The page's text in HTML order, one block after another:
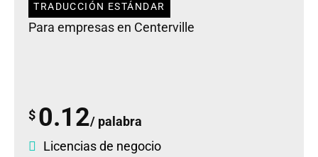
TRADUCCIÓN ESTÁNDAR
Para empresas en Centerville
$ 0.12/ palabra
Licencias de negocio